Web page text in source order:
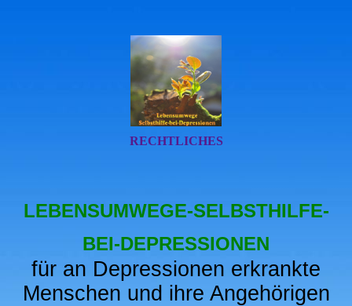
RECHTLICHES
LEBENSUMWEGE-SELBSTHILFE-
BEI-DEPRESSIONEN
für an Depressionen erkrankte
Menschen und ihre Angehörigen